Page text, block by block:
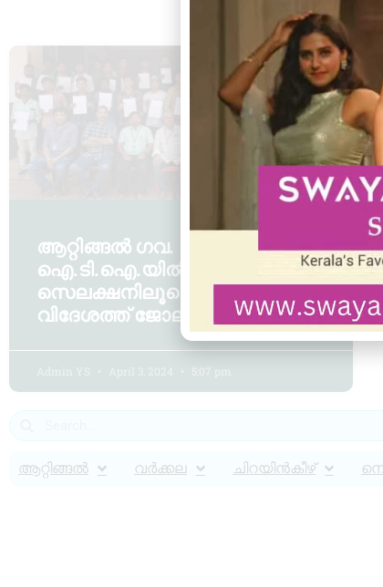
ആറ്റിങ്ങൽ
ആറ്റിങ്ങൽ ഗവ.
ഐ.ടി.ഐ.യിൽ കാമ്പസ്
സെലക്ഷനിലൂടെ 33 പേർക്ക്
വിദേശത്ത് ജോലി.
Admin YS April 3, 2024 5:07 pm
ആറ്റിങ്ങൽ വർക്കല ചിറയിൻകീഴ്